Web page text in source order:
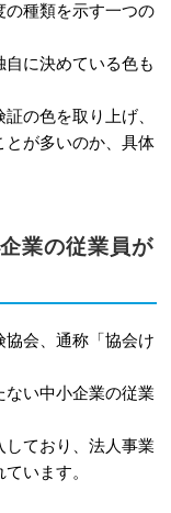
格確認
ない
質問
が変わっ
族の保険証
か？
？
の種類を示す一つの
に決めている色も
の色を取り上げ、
とが多いのか、具体
業の従業員が
会、通称「協会け
い中小企業の従業
しており、法人事業
います。